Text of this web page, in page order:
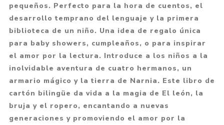
pequeños. Perfecto para la hora de cuentos, el
desarrollo temprano del lenguaje y la primera
biblioteca de un niño. Una idea de regalo única
para baby showers, cumpleaños, o para inspirar
el amor por la lectura. Introduce a los niños a la
inolvidable aventura de cuatro hermanos, un
armario mágico y la tierra de Narnia. Este libro de
cartón bilingüe da vida a la magia de El león, la
bruja y el ropero, encantando a nuevas
generaciones y promoviendo el amor por la